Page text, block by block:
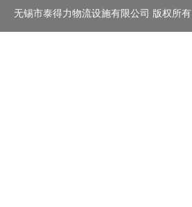
无锡市泰得力物流设施有限公司 版权所有